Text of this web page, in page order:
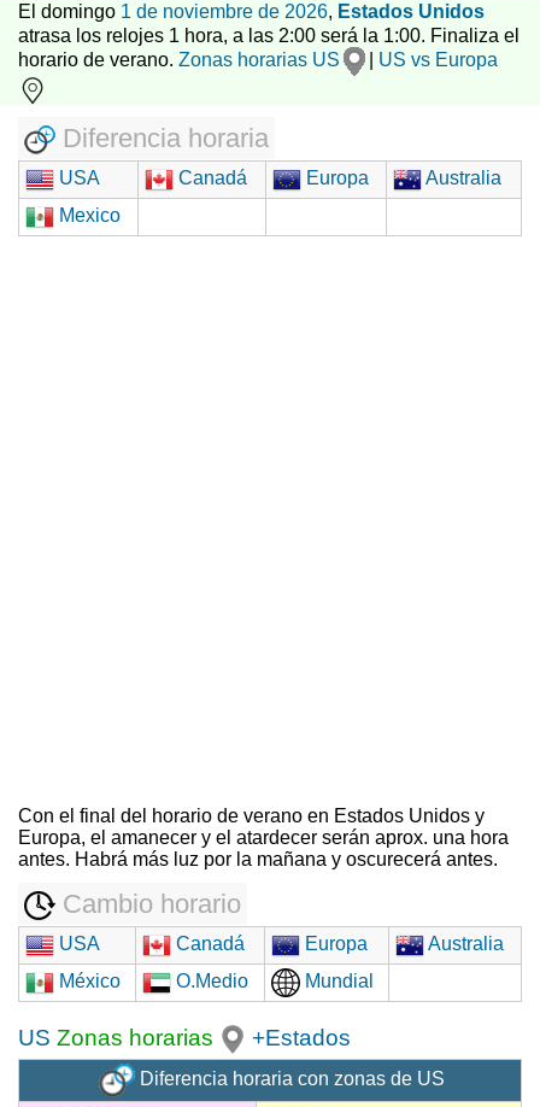
El domingo 1 de noviembre de 2026, Estados Unidos
atrasa los relojes 1 hora, a las 2:00 será la 1:00. Finaliza el
horario de verano. Zonas horarias US US vs Europa
Diferencia horaria
USA Canadá Europa
Australia
Mexico
Con el final del horario de verano en Estados Unidos y
Europa, el amanecer y el atardecer serán aprox. una hora
antes. Habrá más luz por la mañana y oscurecerá antes.
Cambio horario
USA Canadá Europa
Australia
México
O.Medio Mundial
US Zonas horarias +Estados
Diferencia horaria con zonas de US